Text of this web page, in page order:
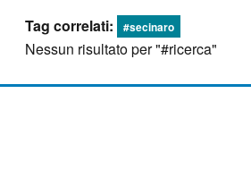
Tag correlati: #secinaro
Nessun risultato per "#ricerca"